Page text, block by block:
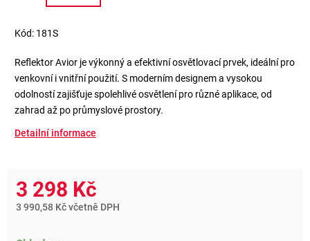
Kód: 181S
Reflektor Avior je výkonný a efektivní osvětlovací prvek, ideální pro
venkovní i vnitřní použití. S moderním designem a vysokou
odolností zajišťuje spolehlivé osvětlení pro různé aplikace, od
zahrad až po průmyslové prostory.
Detailní informace
3 298 Kč
3 990,58 Kč včetně DPH